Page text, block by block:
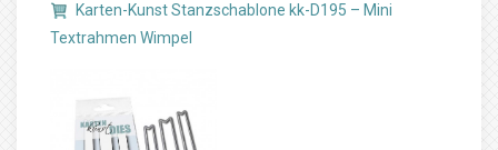
Karten-Kunst Stanzschablone kk-D195 – Mini
Textrahmen Wimpel